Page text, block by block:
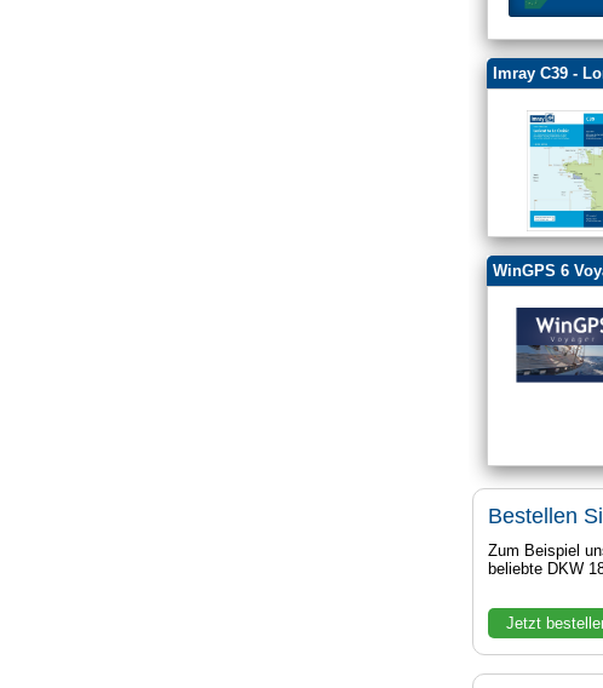
Imray C39 -
WinGPS 6
Bestellen
Zum Beispiel
beliebte DKW
Jetzt